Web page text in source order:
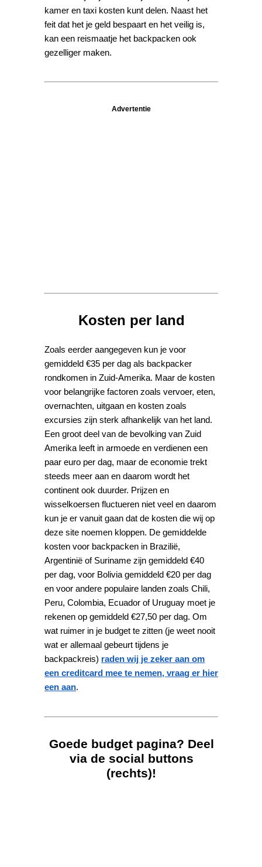
kamer en taxi kosten kunt delen. Naast het
feit dat het je geld bespaart en het veilig is,
kan een reismaatje het backpacken ook
gezelliger maken.
Advertentie
Kosten per land
Zoals eerder aangegeven kun je voor
gemiddeld €35 per dag als backpacker
rondkomen in Zuid-Amerika. Maar de kosten
voor belangrijke factoren zoals vervoer, eten,
overnachten, uitgaan en kosten zoals
excursies zijn sterk afhankelijk van het land.
Een groot deel van de bevolking van Zuid
Amerika leeft in armoede en verdienen een
paar euro per dag, maar de economie trekt
steeds meer aan en daarom wordt het
continent ook duurder. Prijzen en
wisselkoersen fluctueren niet veel en daarom
kun je er vanuit gaan dat de kosten die wij op
deze site noemen kloppen. De gemiddelde
kosten voor backpacken in Brazilië,
Argentinië of Suriname zijn gemiddeld €40
per dag, voor Bolivia gemiddeld €20 per dag
en voor andere populaire landen zoals Chili,
Peru, Colombia, Ecuador of Uruguay moet je
rekenen op gemiddeld €27,50 per dag. Om
wat ruimer in je budget te zitten (je weet nooit
wat er allemaal gebeurt tijdens je
backpackreis) raden wij je zeker aan om
een creditcard mee te nemen, vraag er hier
een aan.
Goede budget pagina? Deel
via de social buttons
(rechts)!